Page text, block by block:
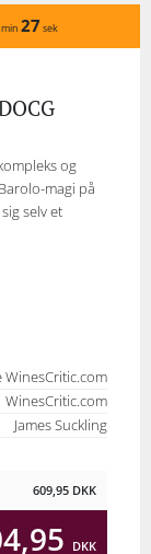
min 27 sek
og
magi på
selv et
WinesCritic.com
WinesCritic.com
James Suckling
609,95 DKK
DKK